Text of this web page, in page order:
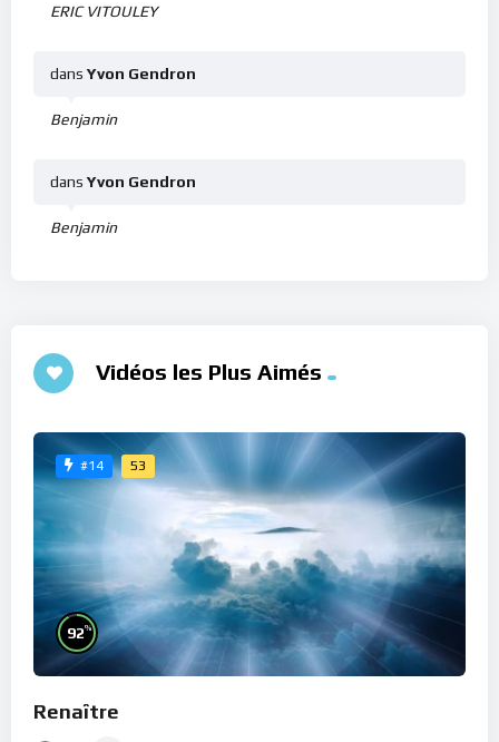
ERIC VITOULEY
Benjamin
dans Yvon Gendron
Benjamin
dans Yvon Gendron
Vidéos les Plus Aimés
#14 53
92%
Renaître